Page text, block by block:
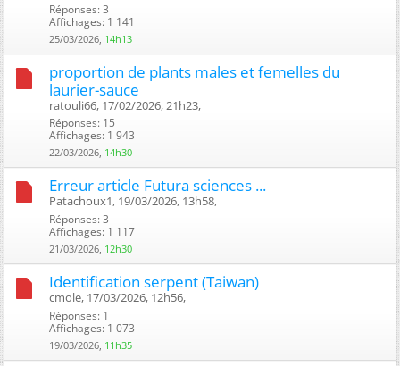
Réponses: 3
Affichages: 1 141
25/03/2026, 14h13
proportion de plants males et femelles du
laurier-sauce
ratouli66, 17/02/2026, 21h23, ‎
Réponses: 15
Affichages: 1 943
22/03/2026, 14h30
Erreur article Futura sciences ...
Patachoux1, 19/03/2026, 13h58, ‎
Réponses: 3
Affichages: 1 117
21/03/2026, 12h30
Identification serpent (Taiwan)
cmole, 17/03/2026, 12h56, ‎
Réponses: 1
Affichages: 1 073
19/03/2026, 11h35